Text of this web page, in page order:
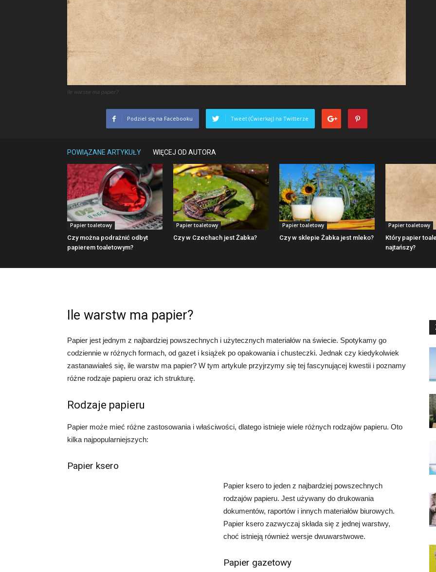
Ile warstw ma papier?
Podziel się na Facebooku Tweet (Ćwierkaj) na Twitterze
POWIĄZANE ARTYKUŁY WIĘCEJ OD AUTORA
Papier toaletowy
Czy można podrażnić odbyt
papierem toaletowym?
Papier toaletowy
Czy w Czechach jest Żabka?
Papier toaletowy
Czy w sklepie Żabka jest mleko?
Papier toaletowy
Który papier
najtańszy?
Ile warstw ma papier?
Papier jest jednym z najbardziej powszechnych i użytecznych materiałów na świecie. Spotykamy go
codziennie w różnych formach, od gazet i książek po opakowania i chusteczki. Jednak czy kiedykolwiek
zastanawiałeś się, ile warstw ma papier? W tym artykule przyjrzymy się tej fascynującej kwestii i poznamy
różne rodzaje papieru oraz ich strukturę.
Rodzaje papieru
Papier może mieć różne zastosowania i właściwości, dlatego istnieje wiele różnych rodzajów papieru. Oto
kilka najpopularniejszych:
Papier ksero
Papier ksero to jeden z najbardziej powszechnych
rodzajów papieru. Jest używany do drukowania
dokumentów, raportów i innych materiałów biurowych.
Papier ksero zazwyczaj składa się z jednej warstwy,
choć istnieją również wersje dwuwarstwowe.
Papier gazetowy